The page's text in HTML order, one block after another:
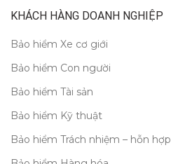
KHÁCH HÀNG DOANH NGHIỆP
Bảo hiểm Xe cơ giới
Bảo hiểm Con người
Bảo hiểm Tài sản
Bảo hiểm Kỹ thuật
Bảo hiểm Trách nhiệm – hỗn hợp